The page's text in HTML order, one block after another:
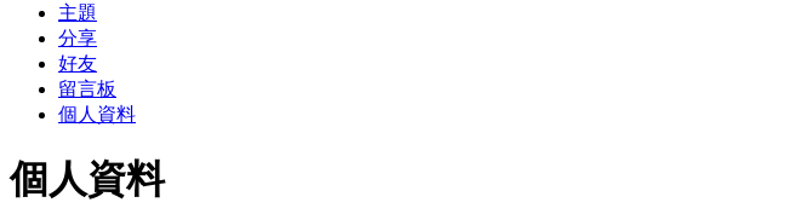
主題
分享
好友
留言板
個人資料
個人資料